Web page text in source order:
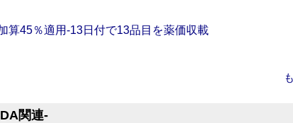
算45％適用‐13日付で13品目を薬価収載
関連‐